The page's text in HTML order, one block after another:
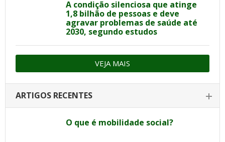
A condição silenciosa que atinge
1,8 bilhão de pessoas e deve
agravar problemas de saúde até
2030, segundo estudos
VEJA MAIS
ARTIGOS RECENTES
O que é mobilidade social?